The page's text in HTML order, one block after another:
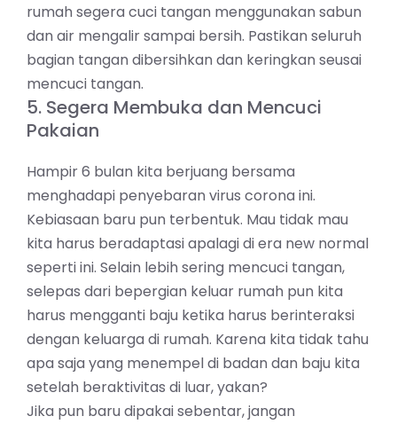
rumah segera cuci tangan menggunakan sabun
dan air mengalir sampai bersih. Pastikan seluruh
bagian tangan dibersihkan dan keringkan seusai
mencuci tangan.
5. Segera Membuka dan Mencuci
Pakaian
Hampir 6 bulan kita berjuang bersama
menghadapi penyebaran virus corona ini.
Kebiasaan baru pun terbentuk. Mau tidak mau
kita harus beradaptasi apalagi di era new normal
seperti ini. Selain lebih sering mencuci tangan,
selepas dari bepergian keluar rumah pun kita
harus mengganti baju ketika harus berinteraksi
dengan keluarga di rumah. Karena kita tidak tahu
apa saja yang menempel di badan dan baju kita
setelah beraktivitas di luar, yakan?
Jika pun baru dipakai sebentar, jangan